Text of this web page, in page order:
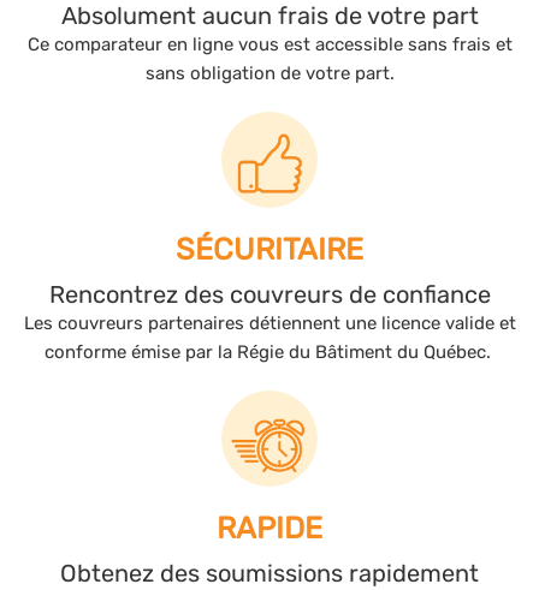
Absolument aucun frais de votre part
Ce comparateur en ligne vous est accessible sans frais et
sans obligation de votre part.
SÉCURITAIRE
Rencontrez des couvreurs de confiance
Les couvreurs partenaires détiennent une licence valide et
conforme émise par la Régie du Bâtiment du Québec.
RAPIDE
Obtenez des soumissions rapidement